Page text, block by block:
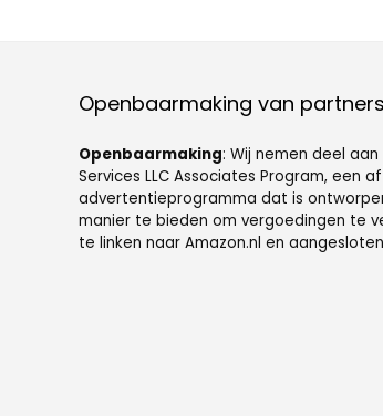
Openbaarmaking van partners
Openbaarmaking: Wij nemen deel
Services LLC Associates Program, een
advertentieprogramma dat is
manier te bieden om vergoedingen te
te linken naar Amazon.nl en